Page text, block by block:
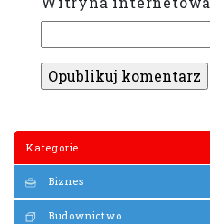
Kategorie
Biznes
Budownictwo